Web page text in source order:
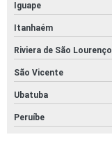
Iguape
Itanhaém
Riviera de São Lourenço
São Vicente
Ubatuba
Peruíbe